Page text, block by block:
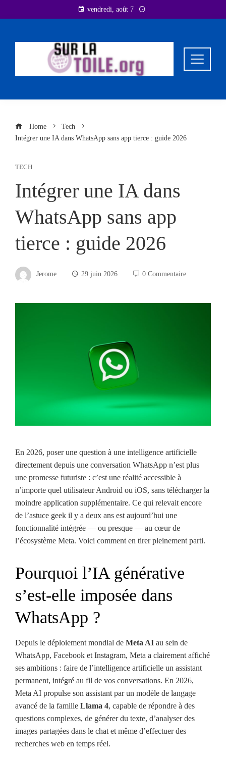
to
vendredi, août 7
Home
Tech
Intégrer une IA dans WhatsApp sans app tierce : guide 2026
TECH
Intégrer une IA dans
WhatsApp sans app
tierce : guide 2026
Jerome 29 juin 2026 0 Commentaire
En 2026, poser une question à une intelligence artificielle
directement depuis une conversation WhatsApp n’est plus
une promesse futuriste : c’est une réalité accessible à
n’importe quel utilisateur Android ou iOS, sans télécharger la
moindre application supplémentaire. Ce qui relevait encore
de l’astuce geek il y a deux ans est aujourd’hui une
fonctionnalité intégrée — ou presque — au cœur de
l’écosystème Meta. Voici comment en tirer pleinement parti.
Pourquoi l’IA générative
s’est-elle imposée dans
WhatsApp ?
Depuis le déploiement mondial de Meta AI au sein de
WhatsApp, Facebook et Instagram, Meta a clairement affiché
ses ambitions : faire de l’intelligence artificielle un assistant
permanent, intégré au fil de vos conversations. En 2026,
Meta AI propulse son assistant par un modèle de langage
avancé de la famille Llama 4, capable de répondre à des
questions complexes, de générer du texte, d’analyser des
images partagées dans le chat et même d’effectuer des
recherches web en temps réel.